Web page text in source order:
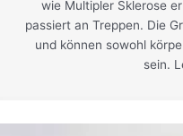
wie Multipler Sklerose
passiert an Treppen. Die
und können sowohl
sein.